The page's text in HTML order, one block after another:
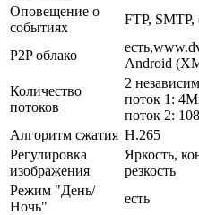
Оповещение о
событиях
FTP,
P2P облако
Android
Количество
потоков
2
поток 1:
поток 2:
Алгоритм сжатия H.265
Регулировка
изображения
Яркость,
резкость
Режим "День/
Ночь"
есть